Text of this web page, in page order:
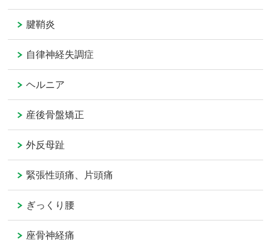
腱鞘炎
自律神経失調症
ヘルニア
産後骨盤矯正
外反母趾
緊張性頭痛、片頭痛
ぎっくり腰
座骨神経痛